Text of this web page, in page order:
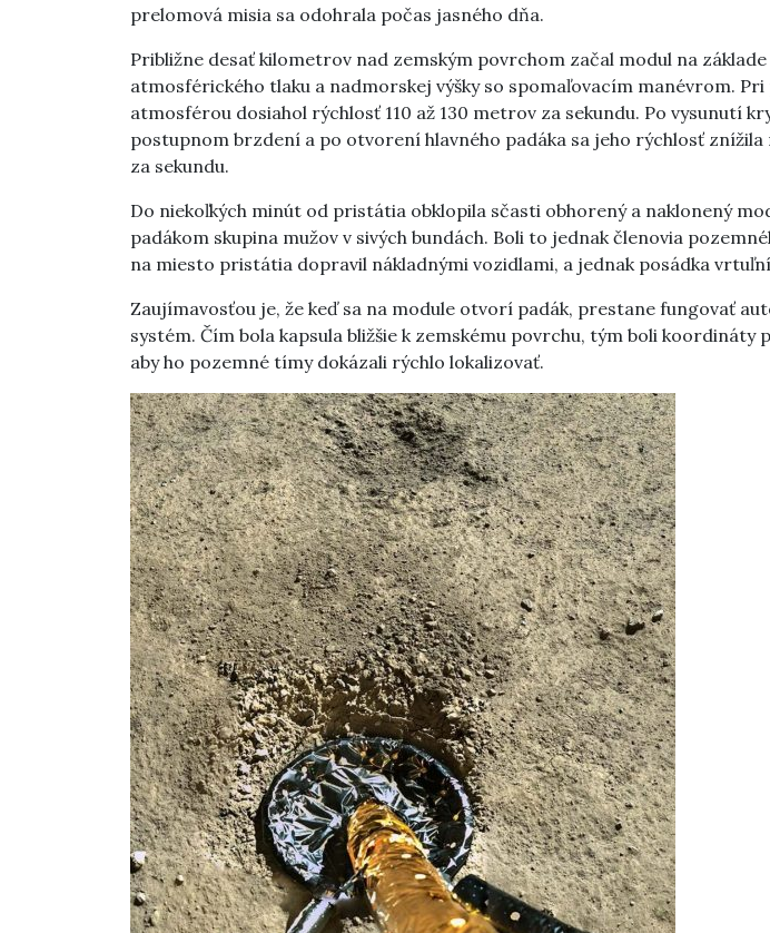
prelomová misia sa odohrala počas jasného dňa.
Približne desať kilometrov nad zemským povrchom začal modul na
atmosférického tlaku a nadmorskej výšky so spomaľovacím manévrom.
atmosférou dosiahol rýchlosť 110 až 130 metrov za sekundu. Po vysunutí
postupnom brzdení a po otvorení hlavného padáka sa jeho rýchlosť znížila
za sekundu.
Do niekoľkých minút od pristátia obklopila sčasti obhorený a naklonený
padákom skupina mužov v sivých bundách. Boli to jednak členovia
na miesto pristátia dopravil nákladnými vozidlami, a jednak posádka
Zaujímavosťou je, že keď sa na module otvorí padák, prestane fungovať
systém. Čím bola kapsula bližšie k zemskému povrchu, tým boli koordináty
aby ho pozemné tímy dokázali rýchlo lokalizovať.